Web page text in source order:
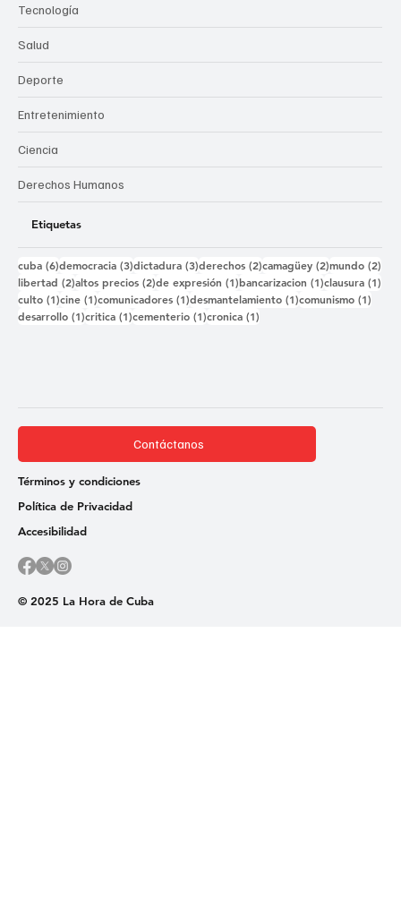
Tecnología
Salud
Deporte
Entretenimiento
Ciencia
Derechos Humanos
Etiquetas
cuba (6)6 entradas
democracia (3)3 entradas
dictadura (3)3 entradas
derechos (2)2 entradas
camagüey (2)2 entradas
mundo (2)
libertad (2)2 entradas
altos precios (2)2 entradas
de expresión (1)1 entrada
bancarizacion (1)1 entrada
clausura (1)
culto (1)1 entrada
cine (1)1 entrada
comunicadores (1)1 entrada
desmantelamiento (1)1 entrada
comunismo (1)
desarrollo (1)1 entrada
critica (1)1 entrada
cementerio (1)1 entrada
cronica (1)
© 2025 La Hora de Cuba
Contáctanos
Términos y condiciones
Política de Privacidad
Accesibilidad